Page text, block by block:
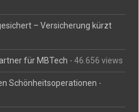
– Versicherung kürzt
für MBTech - 46.656 views
Schönheitsoperationen -